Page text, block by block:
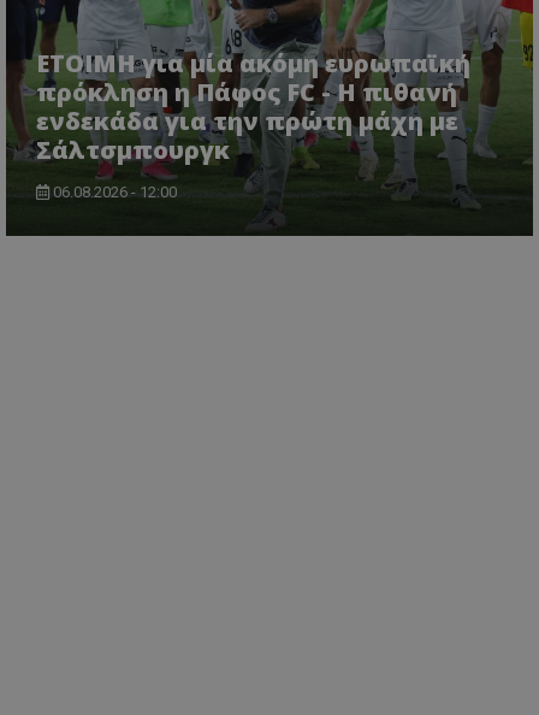
ΕΤΟΙΜΗ για μία ακόμη ευρωπαϊκή
πρόκληση η Πάφος FC - Η πιθανή
ενδεκάδα για την πρώτη μάχη με
Σάλτσμπουργκ
06.08.2026 - 12:00